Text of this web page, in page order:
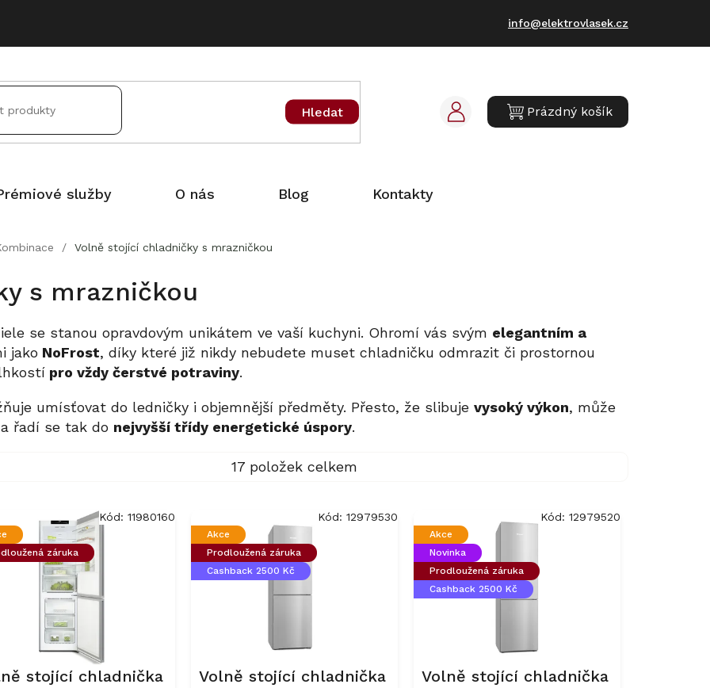
info@elektrovlasek.cz
Hledat
NÁKUPNÍ
Prázdný košík
služby O nás Blog Kontakty
/ Volně stojící chladničky s mrazničkou
s mrazničkou
se stanou opravdovým unikátem ve vaší kuchyni. Ohromí vás svým elegantním a
jako NoFrost, díky které již nikdy nebudete muset chladničku odmrazit či prostornou
pro vždy čerstvé potraviny.
umísťovat do ledničky i objemnější předměty. Přesto, že slibuje vysoký výkon, může
a řadí se tak do nejvyšší třídy energetické úspory.
17 položek celkem
záruka
stojící chladnička
Kód: 11980160
Akce
Prodloužená záruka
Cashback 2500 Kč
Volně stojící chladnička
Kód: 12979530
Akce
Novinka
Prodloužená záruka
Cashback 2500 Kč
Volně stojící chladnička
Kód: 12979520